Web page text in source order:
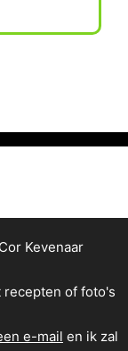
Kevenaar
recepten of foto's
e-mail en ik zal